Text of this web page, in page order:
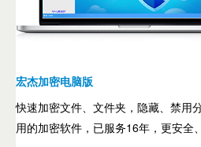
宏杰加密电脑版
快速加密文件、文件夹，隐藏、禁用
用的加密软件，已服务16年，更安全